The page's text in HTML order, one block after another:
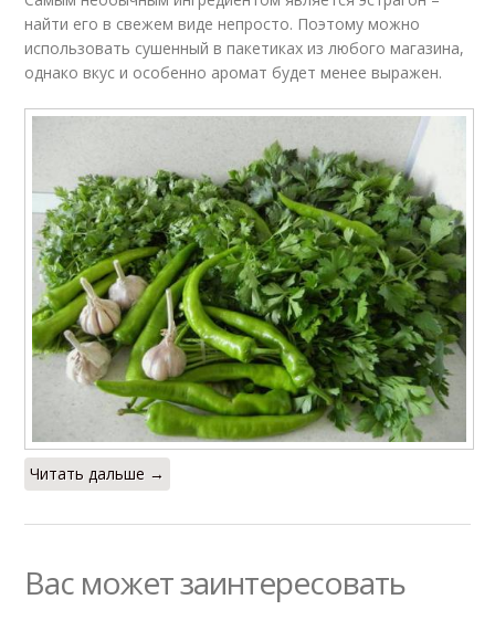
найти его в свежем виде непросто. Поэтому можно
использовать сушенный в пакетиках из любого магазина,
однако вкус и особенно аромат будет менее выражен.
Читать дальше →
Вас может заинтересовать